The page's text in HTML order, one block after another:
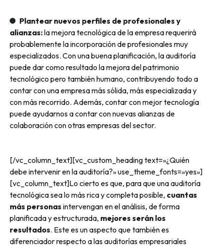
Plantear nuevos perfiles de profesionales y
alianzas:la mejora tecnológica de la empresa requerirá
probablemente la incorporación de profesionales muy
especializados. Con una buena planificación, la auditoría
puede dar como resultado la mejora del patrimonio
tecnológico pero también humano, contribuyendo todo a
contar con una empresa más sólida, más especializada y
con más recorrido. Además, contar con mejor tecnología
puede ayudarnos a contar con nuevas alianzas de
colaboración con otras empresas del sector.
[/vc_column_text][vc_custom_heading text=»¿Quién
debe intervenir en la auditoría?» use_theme_fonts=»yes»]
[vc_column_text]Lo cierto es que, para que una auditoría
tecnológica sea lo más rica y completa posible, cuantas
más personas intervengan en el análisis, de forma
planificada y estructurada, mejores serán los
resultados. Este es un aspecto que también es
diferenciador respecto a las auditorías empresariales